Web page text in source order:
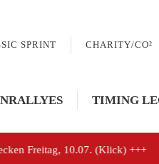
SPRINT CHARITY/CO²
TIMING
10.07. (Klick) +++